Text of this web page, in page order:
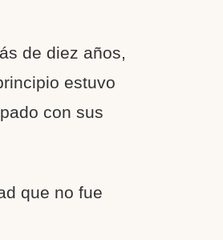
de diez años,
estuvo
con sus
que no fue